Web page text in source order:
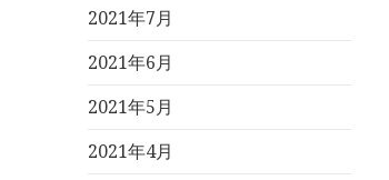
2021年7月
2021年6月
2021年5月
2021年4月